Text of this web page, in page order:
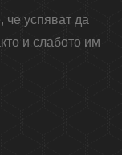
че успяват да
и слабото им